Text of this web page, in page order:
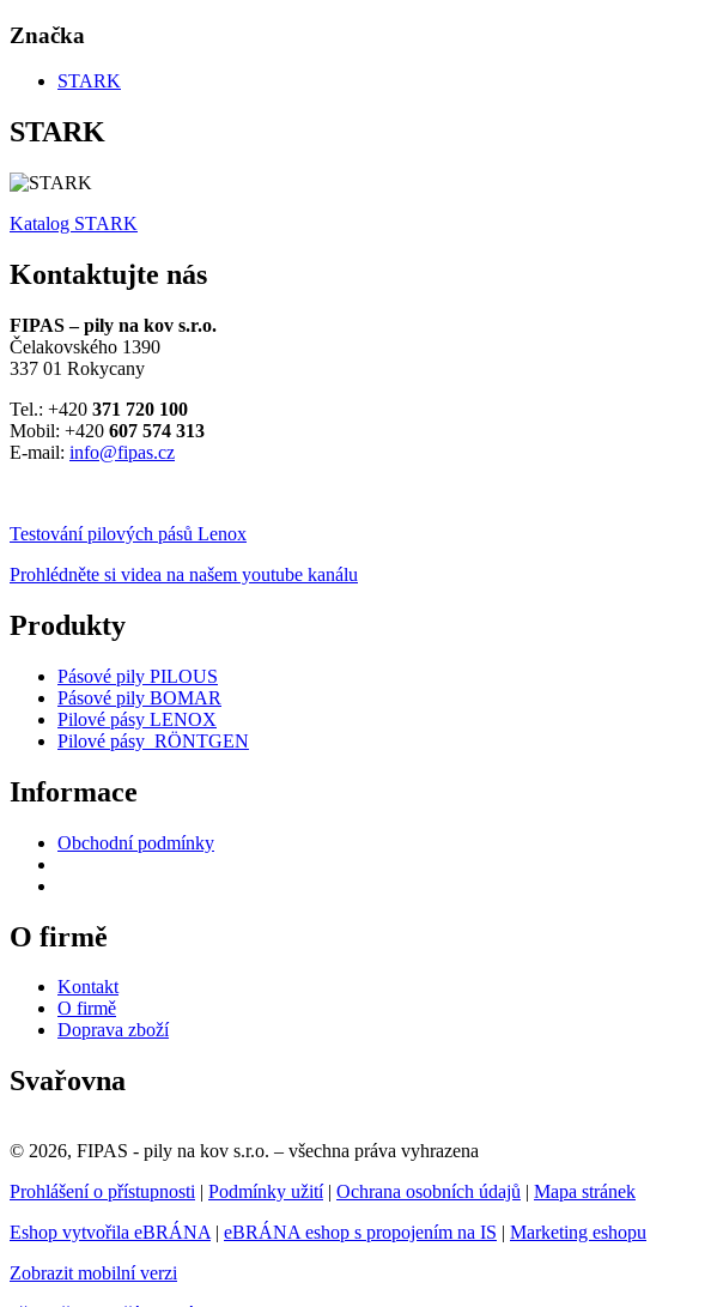
Značka
STARK
STARK
Katalog STARK
Kontaktujte nás
FIPAS – pily na kov s.r.o.
Čelakovského 1390
337 01 Rokycany
Tel.: +420 371 720 100
Mobil: +420 607 574 313
E-mail: info@fipas.cz
Testování pilových pásů Lenox
Prohlédněte si videa na našem youtube kanálu
Produkty
Pásové pily PILOUS
Pásové pily BOMAR
Pilové pásy LENOX
Pilové pásy RÖNTGEN
Informace
Obchodní podmínky
O firmě
Kontakt
O firmě
Doprava zboží
Svařovna
© 2026, FIPAS - pily na kov s.r.o. – všechna práva vyhrazena
Prohlášení o přístupnosti | Podmínky užití| Ochrana osobních údajů | Mapa stránek
Eshop vytvořila eBRÁNA | eBRÁNA eshop s propojením na IS | Marketing eshopu
Zobrazit mobilní verzi